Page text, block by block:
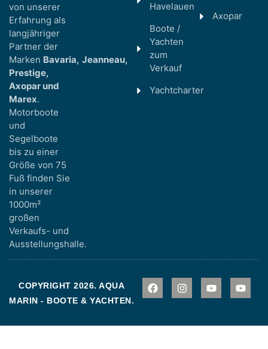
von unserer
Erfahrung als
langjähriger
Partner der
Marken Bavaria, Jeanneau,
Prestige,
Axopar und
Marex.
Motorboote
und
Segelboote
bis zu einer
Größe von 75
Fuß finden Sie
in unserer
1000m²
großen
Verkaufs- und
Ausstellungshalle.
Havelauen
Boote /
Yachten
zum
Verkauf
Yachtcharter
Axopar
COPYRIGHT 2026. AQUA
MARIN - BOOTE & YACHTEN.